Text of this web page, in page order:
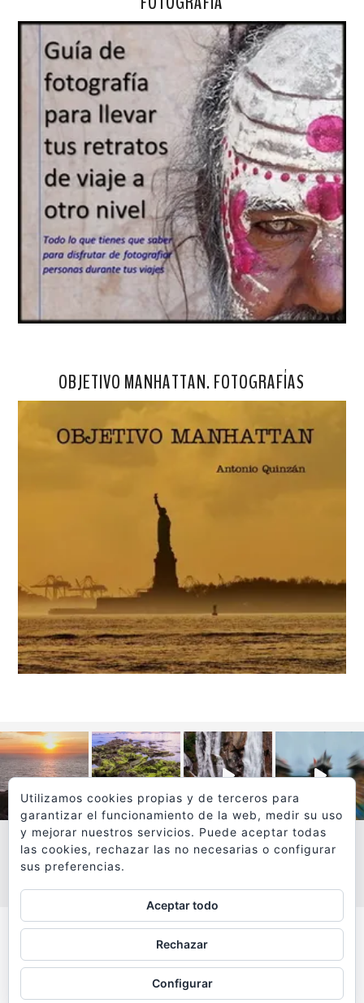
OBJETIVO MANHATTAN. FOTOGRAFÍAS
VER MÁS
Todos los textos y fotografías de
www.viajesyfotografia.comson propiedad de su autor
y están protegidos por © Copyright
Utilizamos cookies propias y de terceros para
garantizar el funcionamiento de la web, medir su uso
y mejorar nuestros servicios. Puede aceptar todas
las cookies, rechazar las no necesarias o configurar
sus preferencias.
Aceptar todo
Rechazar
Configurar